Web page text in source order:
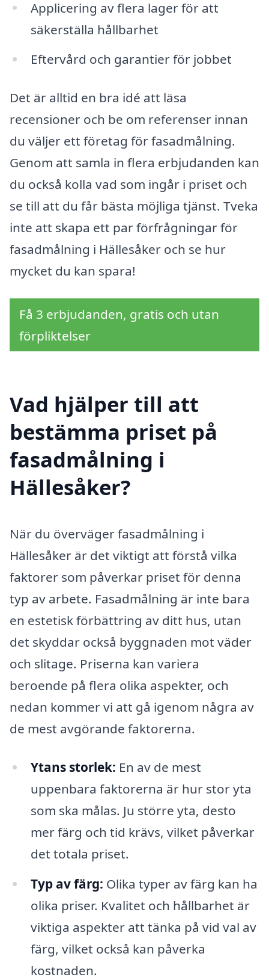
Applicering av flera lager för att
säkerställa hållbarhet
Eftervård och garantier för jobbet
Det är alltid en bra idé att läsa
recensioner och be om referenser innan
du väljer ett företag för fasadmålning.
Genom att samla in flera erbjudanden kan
du också kolla vad som ingår i priset och
se till att du får bästa möjliga tjänst. Tveka
inte att skapa ett par förfrågningar för
fasadmålning i Hällesåker och se hur
mycket du kan spara!
Få 3 erbjudanden, gratis och utan
förpliktelser
Vad hjälper till att
bestämma priset på
fasadmålning i
Hällesåker?
När du överväger fasadmålning i
Hällesåker är det viktigt att förstå vilka
faktorer som påverkar priset för denna
typ av arbete. Fasadmålning är inte bara
en estetisk förbättring av ditt hus, utan
det skyddar också byggnaden mot väder
och slitage. Priserna kan variera
beroende på flera olika aspekter, och
nedan kommer vi att gå igenom några av
de mest avgörande faktorerna.
Ytans storlek: En av de mest
uppenbara faktorerna är hur stor yta
som ska målas. Ju större yta, desto
mer färg och tid krävs, vilket påverkar
det totala priset.
Typ av färg: Olika typer av färg kan ha
olika priser. Kvalitet och hållbarhet är
viktiga aspekter att tänka på vid val av
färg, vilket också kan påverka
kostnaden.